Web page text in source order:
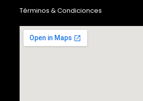
Términos & Condicionces